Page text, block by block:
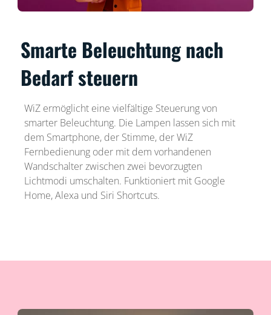
Smarte Beleuchtung nach
Bedarf steuern
WiZ ermöglicht eine vielfältige Steuerung von
smarter Beleuchtung. Die Lampen lassen sich mit
dem Smartphone, der Stimme, der WiZ
Fernbedienung oder mit dem vorhandenen
Wandschalter zwischen zwei bevorzugten
Lichtmodi umschalten. Funktioniert mit Google
Home, Alexa und Siri Shortcuts.